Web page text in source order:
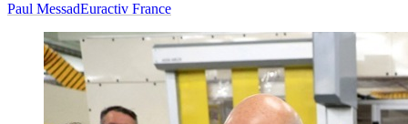
Paul MessadEuractiv France